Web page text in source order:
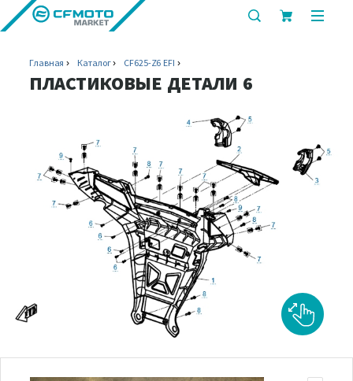
показать
Главная Каталог CF625-Z6 EFI
ПЛАСТИКОВЫЕ ДЕТАЛИ 6